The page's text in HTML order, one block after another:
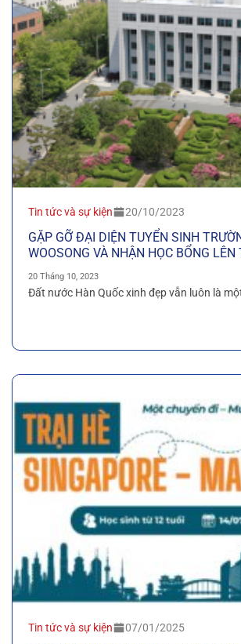
Tin tức và sự kiện 20/10/2023
GẶP GỠ ĐẠI DIỆN TUYỂN SINH
WOOSONG VÀ NHẬN HỌC BỔNG LÊN
20 Tháng 10, 2023
Đất nước Hàn Quốc xinh đẹp vẫn luôn là
Tin tức và sự kiện 07/01/2025